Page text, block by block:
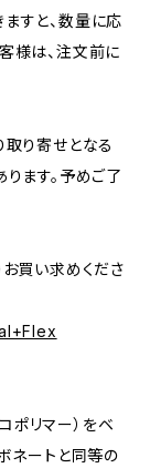
すと、数量に応
様は、注文前に
り寄せとなる
ます。予めご了
買い求めくださ
ポリマー）をベ
ネートと同等の